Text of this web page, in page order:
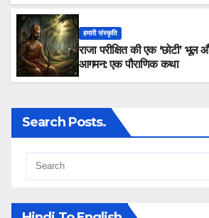
हमारी संस्कृति
राजा परीक्षित की एक ‘छोटी’
आगमन: एक पौराणिक कथा
Search Posts.